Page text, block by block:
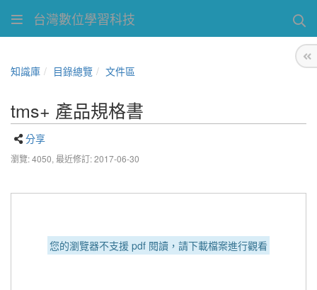
台灣數位學習科技
知識庫 目錄總覽 文件區
tms+ 產品規格書
分享
瀏覽: 4050, 最近修訂: 2017-06-30
您的瀏覽器不支援 pdf 閱讀，請下載檔案進行觀看